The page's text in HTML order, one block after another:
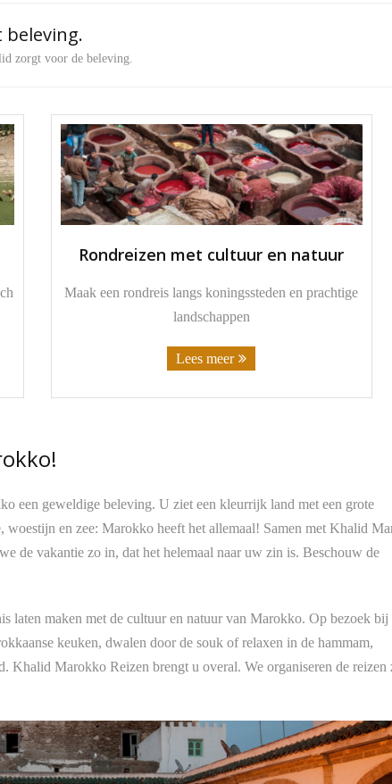
beleving.
zorgt voor de beleving.
Rondreizen met cultuur en natuur
Maak een rondreis langs koningssteden en prachtige
landschappen
Lees meer
een geweldige beleving. U ziet een kleurrijk land met een grote
woestijn en zee: Marokko heeft het allemaal! Samen met Khalid
de vakantie zo in, dat het helemaal naar uw zin is. Beschouw de
laten maken met de cultuur en natuur van Marokko. Op bezoek bij
keuken, dwalen door de souk of relaxen in de hammam,
Khalid Marokko Reizen brengt u overal. We organiseren de reizen